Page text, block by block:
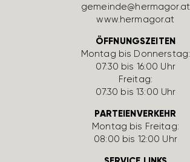
gemeinde@hermagor.at
www.hermagor.at
ÖFFNUNGSZEITEN
Montag bis Donnerstag:
07:30 bis 16:00 Uhr
Freitag:
07:30 bis 13:00 Uhr
PARTEIENVERKEHR
Montag bis Freitag:
08:00 bis 12:00 Uhr